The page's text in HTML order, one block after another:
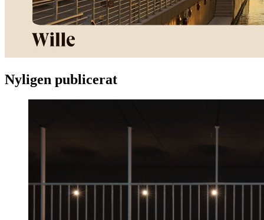
Nyligen publicerat